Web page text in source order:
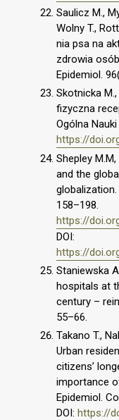
Saulicz M.,
Wolny T.,
nia psa na
zdrowia
Epidemiol.
Skotnicka
fizyczna
Ogólna
https://
Shepley
and the
globalization.
158–198.
https://
DOI:
https://
Staniewska
hospitals at
century –
55–66.
Takano T.,
Urban
citizens’
importance
Epidemiol.
DOI: https://